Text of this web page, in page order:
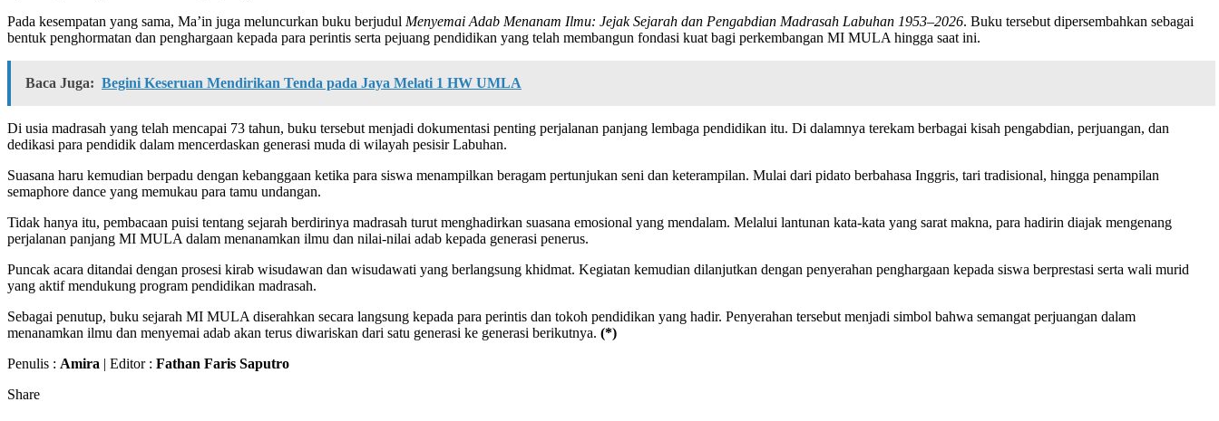
Pada kesempatan yang sama, Ma’in juga meluncurkan buku berjudul Menyemai Adab Menanam Ilmu: Jejak Sejarah dan Pengabdian Madrasah Labuhan 1953–2026. Buku tersebut dipersembahkan sebagai
bentuk penghormatan dan penghargaan kepada para perintis serta pejuang pendidikan yang telah membangun fondasi kuat bagi perkembangan MI MULA hingga saat ini.
Baca Juga: Begini Keseruan Mendirikan Tenda pada Jaya Melati 1 HW UMLA
Di usia madrasah yang telah mencapai 73 tahun, buku tersebut menjadi dokumentasi penting perjalanan panjang lembaga pendidikan itu. Di dalamnya terekam berbagai kisah pengabdian, perjuangan, dan
dedikasi para pendidik dalam mencerdaskan generasi muda di wilayah pesisir Labuhan.
Suasana haru kemudian berpadu dengan kebanggaan ketika para siswa menampilkan beragam pertunjukan seni dan keterampilan. Mulai dari pidato berbahasa Inggris, tari tradisional, hingga penampilan
semaphore dance yang memukau para tamu undangan.
Tidak hanya itu, pembacaan puisi tentang sejarah berdirinya madrasah turut menghadirkan suasana emosional yang mendalam. Melalui lantunan kata-kata yang sarat makna, para hadirin diajak mengenang
perjalanan panjang MI MULA dalam menanamkan ilmu dan nilai-nilai adab kepada generasi penerus.
Puncak acara ditandai dengan prosesi kirab wisudawan dan wisudawati yang berlangsung khidmat. Kegiatan kemudian dilanjutkan dengan penyerahan penghargaan kepada siswa berprestasi serta wali murid
yang aktif mendukung program pendidikan madrasah.
Sebagai penutup, buku sejarah MI MULA diserahkan secara langsung kepada para perintis dan tokoh pendidikan yang hadir. Penyerahan tersebut menjadi simbol bahwa semangat perjuangan dalam
menanamkan ilmu dan menyemai adab akan terus diwariskan dari satu generasi ke generasi berikutnya. (*)
Penulis : Amira | Editor : Fathan Faris Saputro
Share